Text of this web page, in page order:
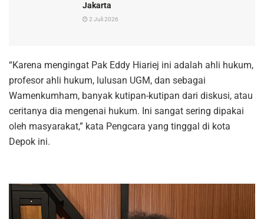
Jakarta
2 Juli 2026
“Karena mengingat Pak Eddy Hiariej ini adalah ahli hukum,
profesor ahli hukum, lulusan UGM, dan sebagai
Wamenkumham, banyak kutipan-kutipan dari diskusi, atau
ceritanya dia mengenai hukum. Ini sangat sering dipakai
oleh masyarakat,” kata Pengcara yang tinggal di kota
Depok ini.